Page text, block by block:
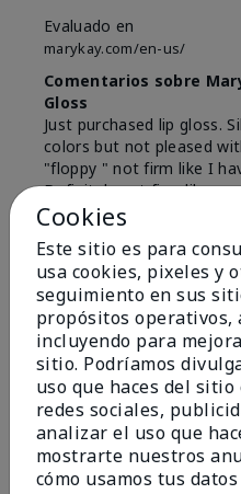
Evaluado en
marykay.com/en-us/
Comentarios sobre
Gloss
Just purchased lip gloss.
colors but not pleased
"floppy " not firm like I
Definitely not firm like
Mostrar Traducción
ConclusiónSí,
¿Le ha
opinión?
8 1
Marcar esta opinión
Cookies
Este sitio es para
usa cookies, pixeles y
seguimiento en sus
propósitos operativos,
incluyendo para
sitio. Podríamos
uso que haces del
redes sociales,
analizar el uso que
mostrarte nuestros
cómo usamos tus